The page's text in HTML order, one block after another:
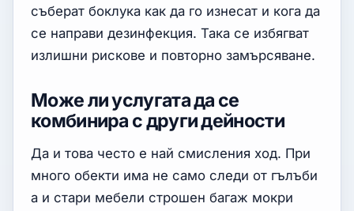
съберат боклука как да го изнесат и кога да
се направи дезинфекция. Така се избягват
излишни рискове и повторно замърсяване.
Може ли услугата да се
комбинира с други дейности
Да и това често е най смисления ход. При
много обекти има не само следи от гълъби
а и стари мебели строшен багаж мокри